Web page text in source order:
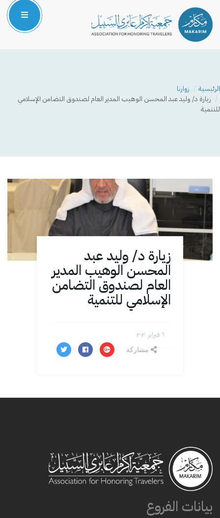
المركز الإعلامي الرئيسية
زوارنا
زيارة د/ وليد عبد المحسن الوهيب المدير العام لصندوق التضامن الإسلامي
للتنمية
زيارة د/ وليد عبد
المحسن الوهيب المدير
العام لصندوق التضامن
الإسلامي للتنمية
مشاركة
بيانات الفروع